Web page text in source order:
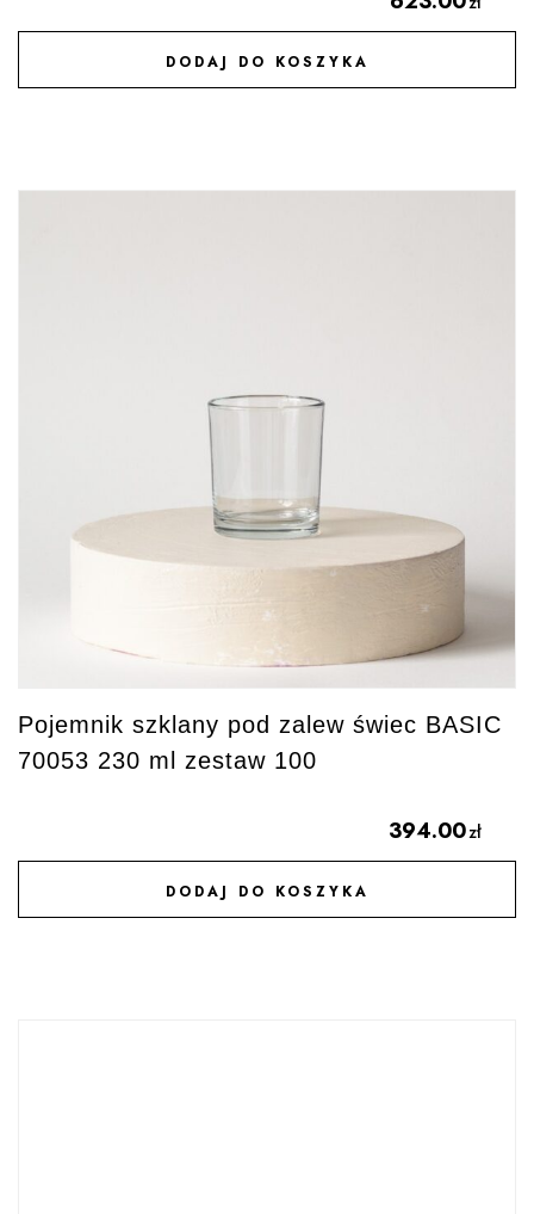
DODAJ DO KOSZYKA
DODAJ DO ULUBIONYCH
Pojemnik szklany pod zalew świec BASIC
70053 230 ml zestaw 100
394.00zł
DODAJ DO KOSZYKA
DODAJ DO ULUBIONYCH